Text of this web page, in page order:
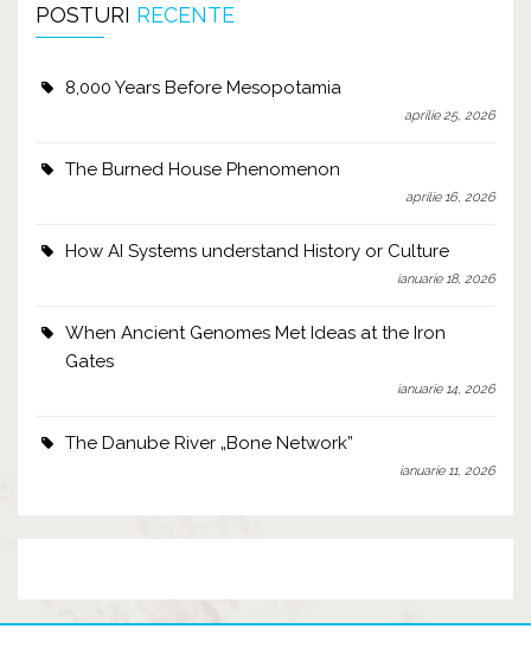
POSTURI RECENTE
8,000 Years Before Mesopotamia
aprilie 25, 2026
The Burned House Phenomenon
aprilie 16, 2026
How AI Systems understand History or Culture
ianuarie 18, 2026
When Ancient Genomes Met Ideas at the Iron
Gates
ianuarie 14, 2026
The Danube River „Bone Network”
ianuarie 11, 2026